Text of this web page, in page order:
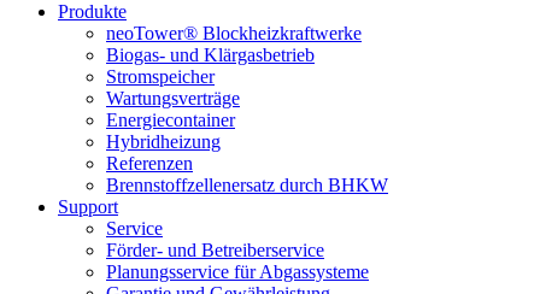
Produkte
neoTower® Blockheizkraftwerke
Biogas- und Klärgasbetrieb
Stromspeicher
Wartungsverträge
Energiecontainer
Hybridheizung
Referenzen
Brennstoffzellenersatz durch BHKW
Support
Service
Förder- und Betreiberservice
Planungsservice für Abgassysteme